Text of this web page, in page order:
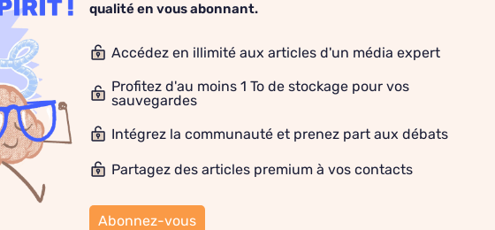
qualité en vous abonnant.
Accédez en illimité aux articles d'un média expert
Profitez d'au moins 1 To de stockage pour vos
sauvegardes
Intégrez la communauté et prenez part aux débats
Partagez des articles premium à vos contacts
Abonnez-vous